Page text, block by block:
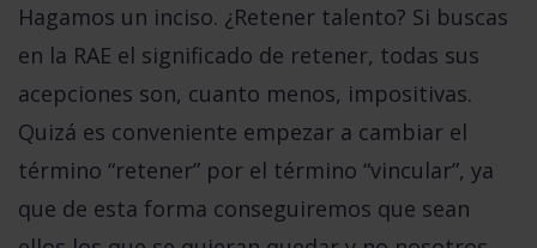
Hagamos un inciso. ¿Retener talento? Si buscas
en la RAE el significado de retener, todas sus
acepciones son, cuanto menos, impositivas.
Quizá es conveniente empezar a cambiar el
término “retener” por el término “vincular”, ya
que de esta forma conseguiremos que sean